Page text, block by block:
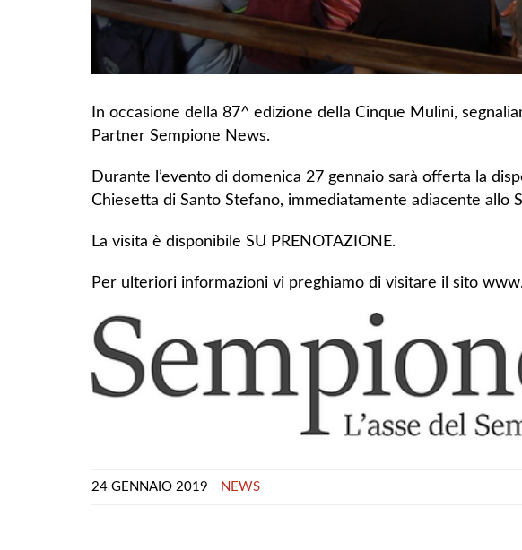
In occasione della 87^ edizione della Cinque Mulini,
Partner Sempione News.
Durante l’evento di domenica 27 gennaio sarà offerta la
Chiesetta di Santo Stefano, immediatamente adiacente allo
La visita è disponibile SU PRENOTAZIONE.
Per ulteriori informazioni vi preghiamo di visitare il sito
24 GENNAIO 2019 NEWS